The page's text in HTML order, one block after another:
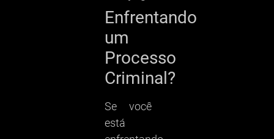
Enfrentando
um
Processo
Criminal?
Se você
está